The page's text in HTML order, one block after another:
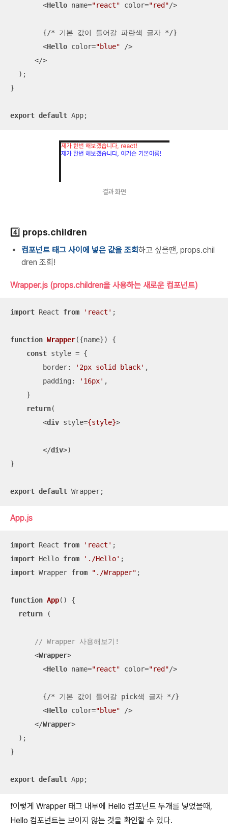
<Hello name="react" color="red"/>
        {/* 기본 값이 들어갈 파란색 글자 */}
<Hello color="blue" />
</>
  );
}
export default App;
결과 화면
4️⃣ props.children
컴포넌트 태그 사이에 넣은 값을 조회하고 싶을땐, props.chil
dren 조회!
Wrapper.js (props.children을 사용하는 새로운 컴포넌트)
import React from 'react' ;
function Wrapper({name}) {
const style = {
border: '2px solid black' ,
padding : '16px' ,
    }
return(
<div style={style}>
</div>)
}
export default Wrapper;
App.js
import React from 'react'
import Hello from './Hello'
import Wrapper from "./Wrapper" ;
function App( ) {
return (
// Wrapper 사용해보기!
<Wrapper>
<Hello name="react" color="red"/>
        {/* 기본 값이 들어갈 pick색 글자 */}
<Hello color="blue" />
</Wrapper>
  );
}
export default App;
❗️이렇게 Wrapper 태그 내부에 Hello 컴포넌트 두개를 넣었을때,
Hello 컴포넌트는 보이지 않는 것을 확인할 수 있다.